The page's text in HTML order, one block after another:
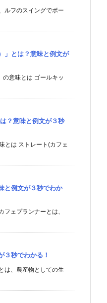
ルフのスイングでボー
」とは？意味と例文が
の意味とは ゴールキッ
？意味と例文が３秒
とは ストレート(カフェ
と例文が３秒でわか
フェプランナーとは、
３秒でわかる！
は、農産物としての生